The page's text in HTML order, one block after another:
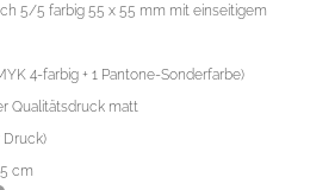
5/5 farbig 55 x 55 mm mit einseitigem
4-farbig + 1 Pantone-Sonderfarbe)
Qualitätsdruck matt
Druck)
cm